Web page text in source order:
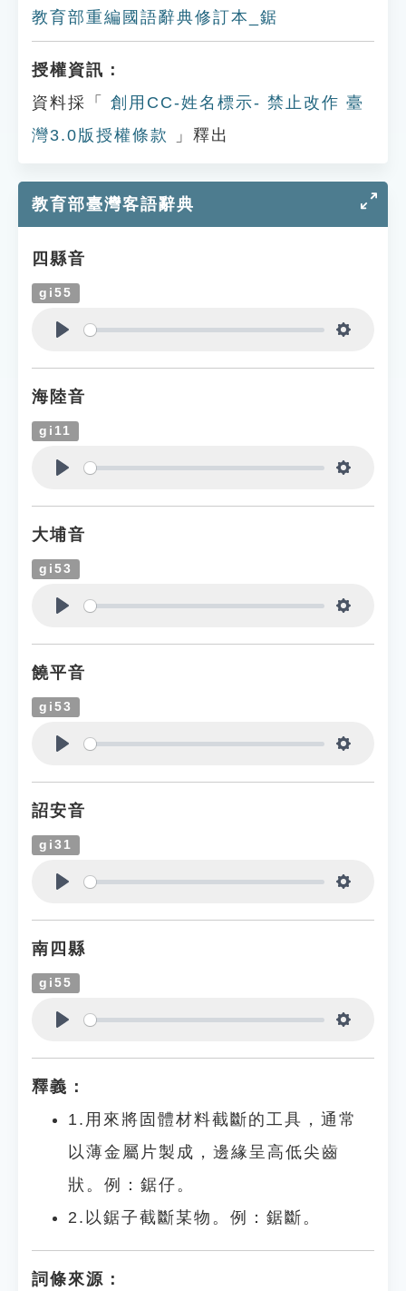
教育部重編國語辭典修訂本_鋸
授權資訊：
資料採「
創用CC-姓名標示- 禁止改作 臺
灣3.0版授權條款
」釋出
教育部臺灣客語辭典
四縣音
gi55
海陸音
gi11
大埔音
gi53
饒平音
gi53
詔安音
gi31
南四縣
gi55
釋義：
1.用來將固體材料截斷的工具，通常
以薄金屬片製成，邊緣呈高低尖齒
狀。例：鋸仔。
2.以鋸子截斷某物。例：鋸斷。
詞條來源：